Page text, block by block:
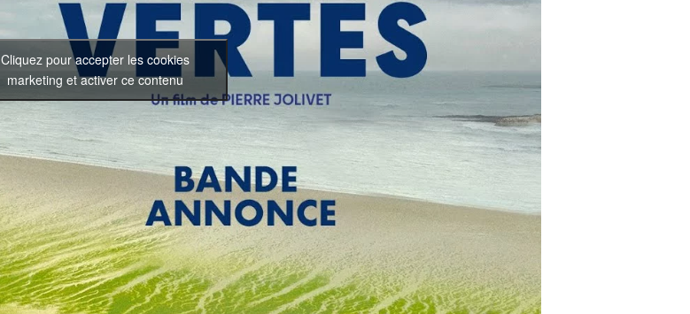
Cliquez pour accepter les cookies
marketing et activer ce contenu